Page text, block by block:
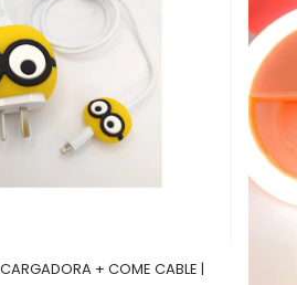
+ COME CABLE |